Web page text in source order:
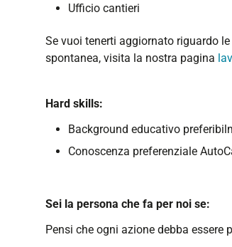
Ufficio cantieri
Se vuoi tenerti aggiornato riguardo
spontanea, visita la nostra pagina
Hard skills:
Background educativo
Conoscenza preferenziale
Sei la persona che fa per noi se:
Pensi che ogni azione debba essere